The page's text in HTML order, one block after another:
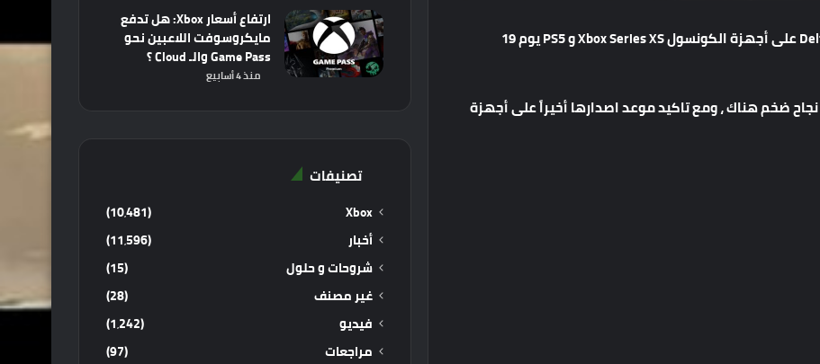
علىأجهزةالكونسولXbox Series XS وPS5 يوم19
نجاحضخمهناك،ومعتاكيدموعداصدارهاأخيراًعلىأجهزة
ارتفاع أسعار Xbox: هل تدفع
مايكروسوفت اللاعبين نحو
Game Pass والـ Cloud ؟
منذ 4 أسابيع
تصنيفات
Xbox
(10٬481)
أخبار
(11٬596)
شروحات و حلول
(15)
غير مصنف
(28)
فيديو
(1٬242)
مراجعات
(97)